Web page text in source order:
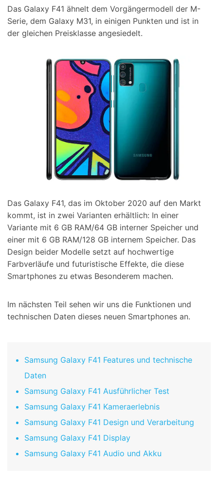
Suchen
Das Galaxy F41 ähnelt dem Vorgängermodell der M-
Serie, dem Galaxy M31, in einigen Punkten und ist in
der gleichen Preisklasse angesiedelt.
Das Galaxy F41, das im Oktober 2020 auf den Markt
kommt, ist in zwei Varianten erhältlich: In einer
Variante mit 6 GB RAM/64 GB interner Speicher und
einer mit 6 GB RAM/128 GB internem Speicher. Das
Design beider Modelle setzt auf hochwertige
Farbverläufe und futuristische Effekte, die diese
Smartphones zu etwas Besonderem machen.
Im nächsten Teil sehen wir uns die Funktionen und
technischen Daten dieses neuen Smartphones an.
Samsung Galaxy F41 Features und technische
Daten
Samsung Galaxy F41 Ausführlicher Test
Samsung Galaxy F41 Kameraerlebnis
Samsung Galaxy F41 Design und Verarbeitung
Samsung Galaxy F41 Display
Samsung Galaxy F41 Audio und Akku